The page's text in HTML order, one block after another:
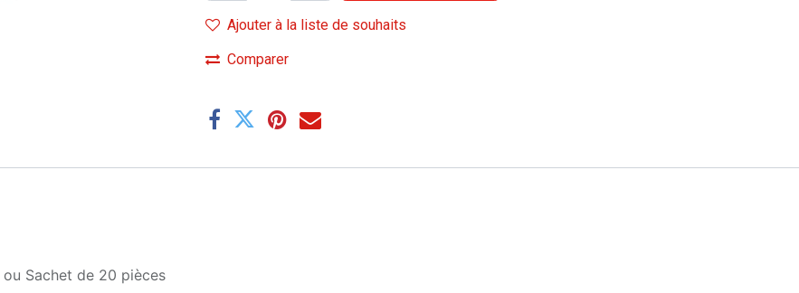
Ajouter à la liste de souhaits
Comparer
ou Sachet de 20 pièces